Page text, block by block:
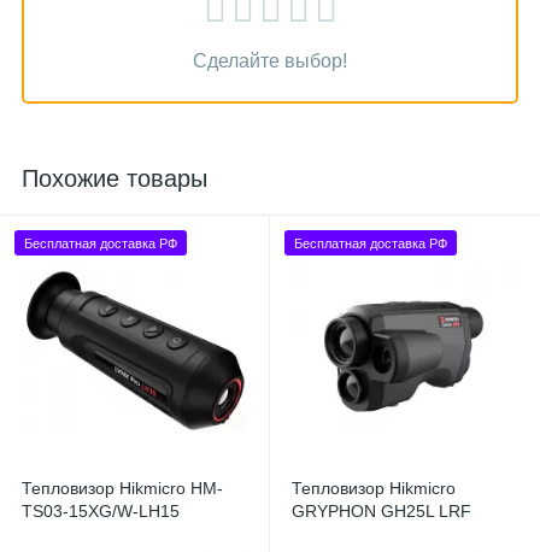
Сделайте выбор!
Похожие товары
Бесплатная доставка РФ
Тепловизор Hikmicro HM-
TS03-15XG/W-LH15
Бесплатная доставка РФ
Тепловизор Hikmicro
GRYPHON GH25L LRF